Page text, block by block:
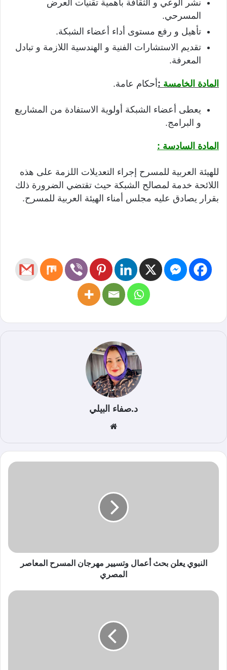
نشر الوعي و الثقافة بأهمية تقنيات العرض
المسرحي.
تأهيل و رفع مستوى أداء أعضاء الشبكة.
تقديم الاستشارات الفنية و الهندسية اللازمة و تبادل
المعرفة.
المادة الخامسة :أحكام عامة.
يعطى أعضاء الشبكة أولوية الاستفادة من المشاريع
و البرامج.
المادة السادسة :
للهيئة العربية للمسرح إجراء التعديلات اللزمة على هذه
اللائحة خدمة لمصالح الشبكة حيث تقتضي الضرورة ذلك
بقرار يصادق عليه مجلس أمناء الهيئة العربية للمسرح.
د.صفاء البيلي
الوي
ب
النبوي يعلن بحث أعمال وتسيير مهرجان المسرح المعاصر
المصري